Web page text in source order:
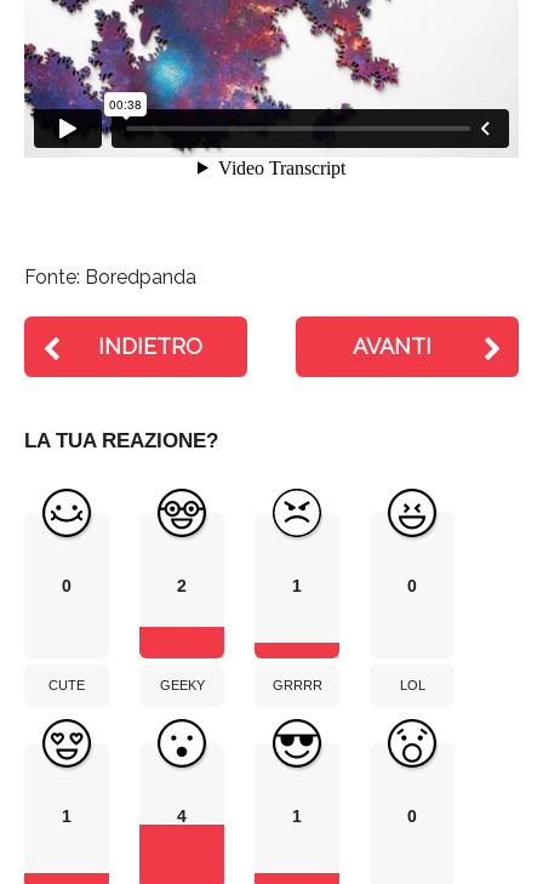
Fonte: Boredpanda
INDIETRO AVANTI
LA TUA REAZIONE?
0
CUTE
2
GEEKY
1
GRRRR
0
LOL
1 4 1 0